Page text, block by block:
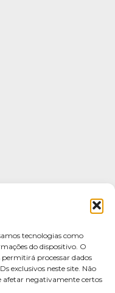
tecnologias como
do dispositivo. O
processar dados
exclusivos neste site. Não
negativamente certos